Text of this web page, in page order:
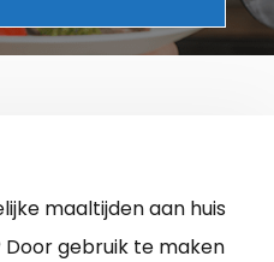
maaltijden aan huis
Door gebruik te maken